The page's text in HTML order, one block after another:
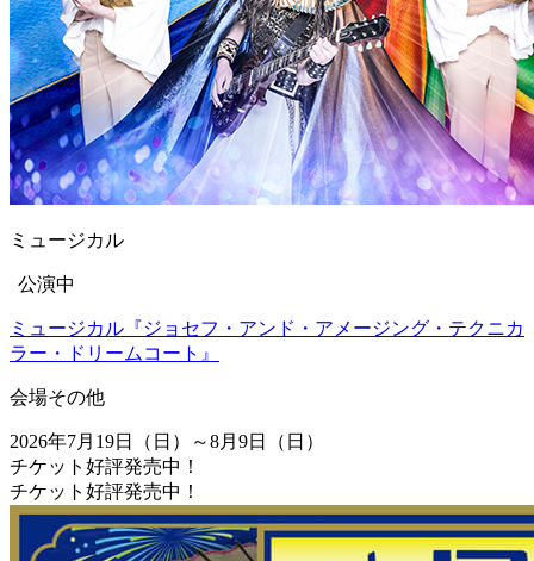
ミュージカル
公演中
ミュージカル『ジョセフ・アンド・アメージング・テクニカ
ラー・ドリームコート』
会場その他
2026年7月19日（日）～8月9日（日）
チケット好評発売中！
チケット好評発売中！